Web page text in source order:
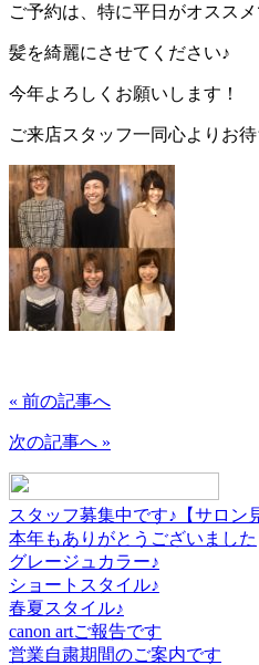
ご予約は、特に平日がオスス
髪を綺麗にさせてください♪
今年よろしくお願いします！
ご来店スタッフ一同心よりお待
« 前の記事へ
次の記事へ »
スタッフ募集中です♪【サロン
本年もありがとうございました
グレージュカラー♪
ショートスタイル♪
春夏スタイル♪
canon artご報告です
営業自粛期間のご案内です